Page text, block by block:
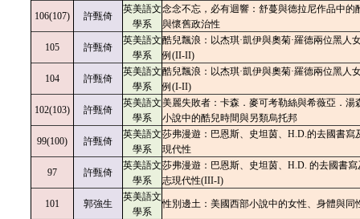
106(107) 許甄倚
英美語文
學系
念念不忘，必有迴響：舒蔓與德拉尼作品中的
與懷舊政治性
105 許甄倚
英美語文
學系
酷兒飄浪：以杰琪·凱伊與奧菊·羅德兩位黑人
例(II-II)
104 許甄倚
英美語文
學系
酷兒飄浪：以杰琪·凱伊與奧菊·羅德兩位黑人
例(I-II)
102(103) 許甄倚
英美語文
學系
美麗失敗者：卡森．麥可考勒絲與希薇亞．湯
小說中的酷兒時間與另類烏托邦
99(100) 許甄倚
英美語文
學系
莎弗漫遊：巴恩斯、史坦茵、H.D.的去國書寫
現代性
97 許甄倚
英美語文
學系
莎弗漫遊：巴恩斯、史坦茵、H.D. 的去國書寫
志現代性(III-I)
101 郭強生
英美語文
學系
性別邊土：美國西部小說中的女性、身體與同